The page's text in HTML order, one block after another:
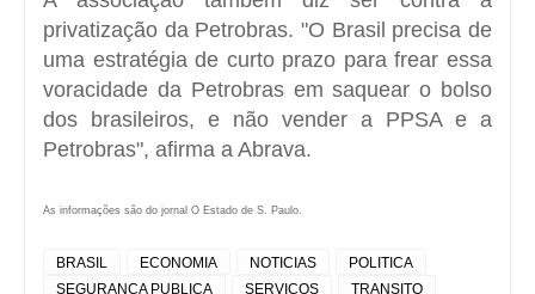
A associação também diz ser contra a
privatização da Petrobras. "O Brasil precisa de
uma estratégia de curto prazo para frear essa
voracidade da Petrobras em saquear o bolso
dos brasileiros, e não vender a PPSA e a
Petrobras", afirma a Abrava.